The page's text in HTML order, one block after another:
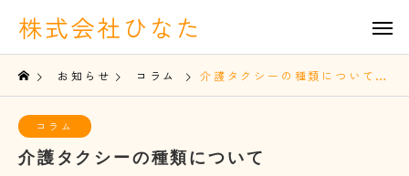
株式会社ひなた
お知らせ コラム 介護タクシーの種類について
コラム
介護タクシーの種類について